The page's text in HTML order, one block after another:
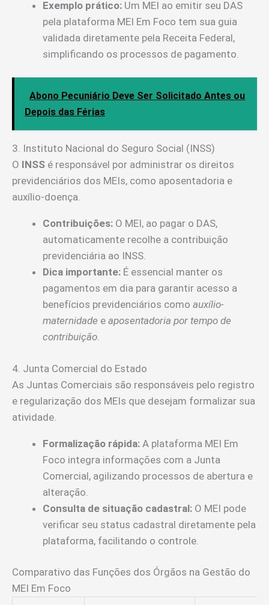
Exemplo prático: Um MEI ao emitir seu DAS
pela plataforma MEI Em Foco tem sua guia
validada diretamente pela Receita Federal,
simplificando os processos de pagamento.
Abono Pecuniário Deve Ser Solicitado Antes ou
Depois das Férias
3. Instituto Nacional do Seguro Social (INSS)
O INSS é responsável por administrar os direitos
previdenciários dos MEIs, como aposentadoria e
auxílio-doença.
Contribuições: O MEI, ao pagar o DAS,
automaticamente recolhe a contribuição
previdenciária ao INSS.
Dica importante: É essencial manter os
pagamentos em dia para garantir acesso a
benefícios previdenciários como auxílio-
maternidade e aposentadoria por tempo de
contribuição.
4. Junta Comercial do Estado
As Juntas Comerciais são responsáveis pelo registro
e regularização dos MEIs que desejam formalizar sua
atividade.
Formalização rápida: A plataforma MEI Em
Foco integra informações com a Junta
Comercial, agilizando processos de abertura e
alteração.
Consulta de situação cadastral: O MEI pode
verificar seu status cadastral diretamente pela
plataforma, facilitando o controle.
Comparativo das Funções dos Órgãos na Gestão do
MEI Em Foco